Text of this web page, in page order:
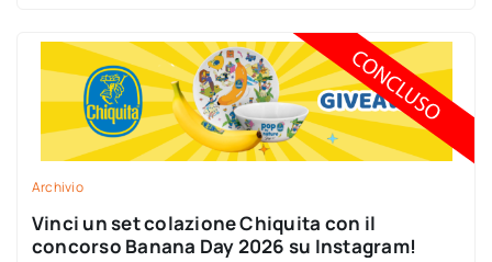
Archivio
Vinci un set colazione Chiquita con il
concorso Banana Day 2026 su Instagram!